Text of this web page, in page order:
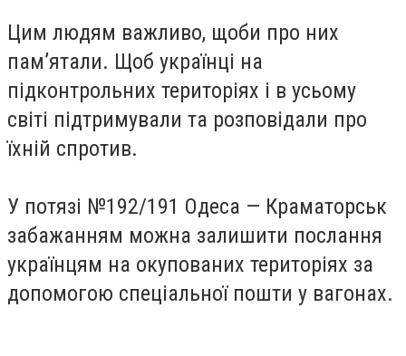
Цим людям важливо, щоби про них
пам’ятали. Щоб українці на
підконтрольних територіях і в усьому
світі підтримували та розповідали про
їхній спротив.
У потязі №192/191 Одеса — Краматорськ
забажанням можна залишити послання
українцям на окупованих територіях за
допомогою спеціальної пошти у вагонах.